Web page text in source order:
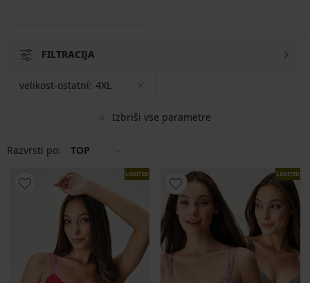
FILTRACIJA
Izbriši vse parametre
velikost-ostatní: 4XL
Razvrsti po: TOP
LIMITED LIMITED